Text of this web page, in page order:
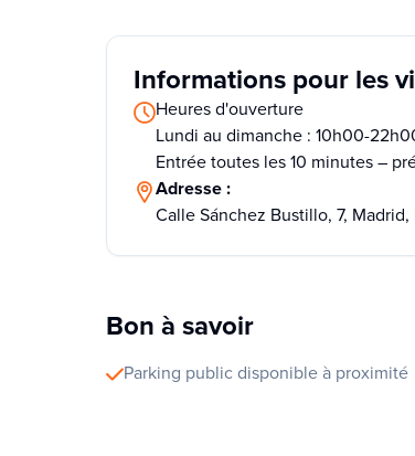
Informations pour les
Heures d'ouverture
Lundi au dimanche : 10h00-
Entrée toutes les 10 minutes –
Adresse :
Calle Sánchez Bustillo, 7, Madrid,
Bon à savoir
Parking public disponible à proximité